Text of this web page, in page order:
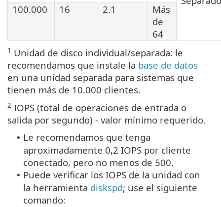
100.000
16 2.1
Más
de
64
1 Unidad de disco individual/separada: le
recomendamos que instale la base de datos
en una unidad separada para sistemas que
tienen más de 10.000 clientes.
2 IOPS (total de operaciones de entrada o
salida por segundo) - valor mínimo requerido.
• Le recomendamos que tenga
aproximadamente 0,2 IOPS por cliente
conectado, pero no menos de 500.
• Puede verificar los IOPS de la unidad con
la herramienta diskspd; use el siguiente
comando: